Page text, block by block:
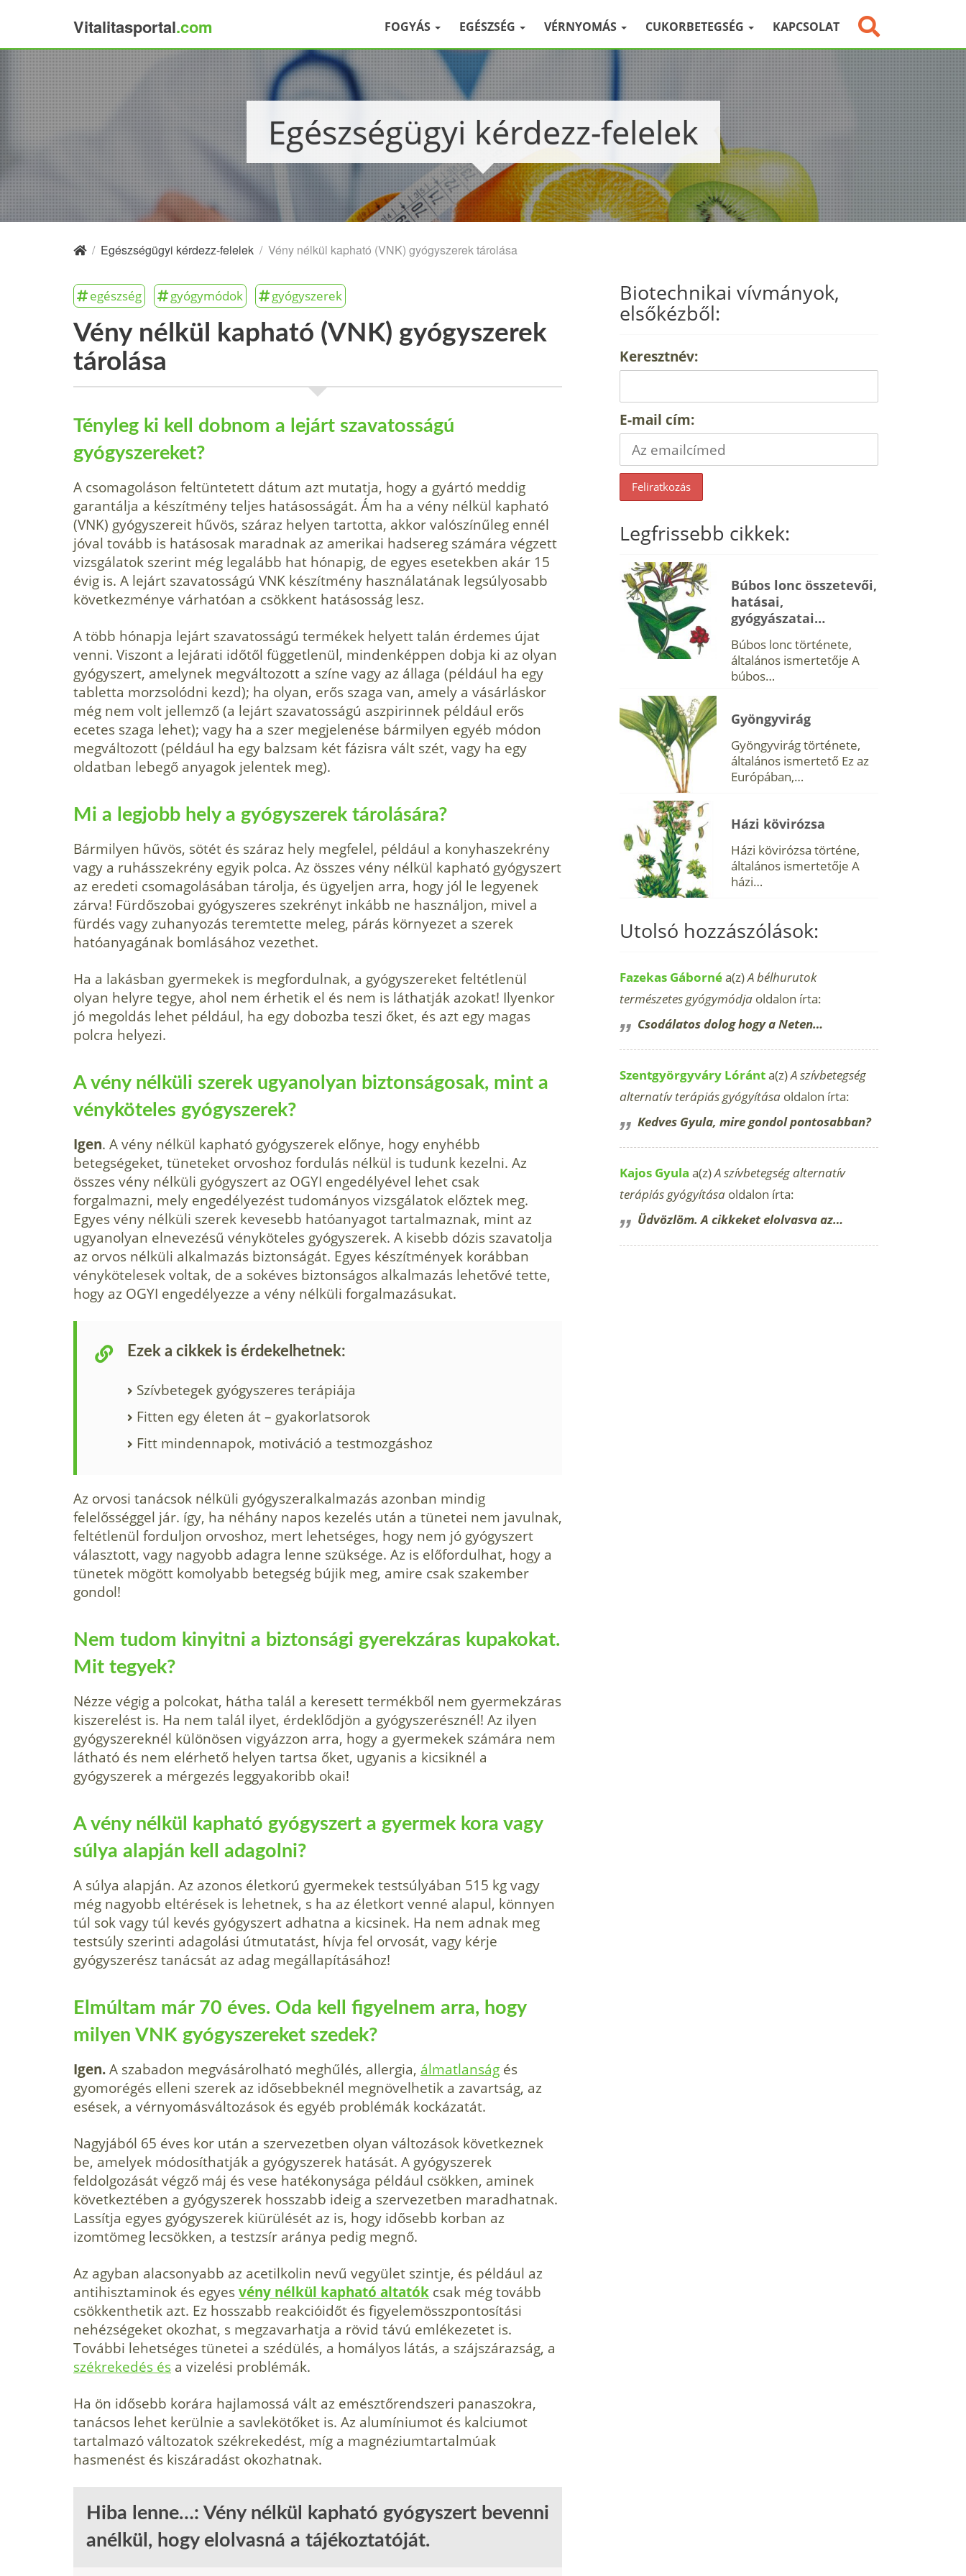
Vitalitasportal.com FOGYÁS EGÉSZSÉG VÉRNYOMÁS CUKORBETEGSÉG KAPCSOLAT
Egészségügyi kérdezz-felelek
/ Egészségügyi kérdezz-felelek / Vény nélkül kapható (VNK) gyógyszerek tárolása
egészség gyógymódok gyógyszerek
Vény nélkül kapható (VNK) gyógyszerek
tárolása
Tényleg ki kell dobnom a lejárt szavatosságú
gyógyszereket?
A csomagoláson feltüntetett dátum azt mutatja, hogy a gyártó meddig
garantálja a készítmény teljes hatásosságát. Ám ha a vény nélkül kapható
(VNK) gyógyszereit hűvös, száraz helyen tartotta, akkor valószínűleg ennél
jóval tovább is hatásosak maradnak az amerikai hadsereg számára végzett
vizsgálatok szerint még legalább hat hónapig, de egyes esetekben akár 15
évig is. A lejárt szavatosságú VNK készítmény használatának legsúlyosabb
következménye várhatóan a csökkent hatásosság lesz.
A több hónapja lejárt szavatosságú termékek helyett talán érdemes újat
venni. Viszont a lejárati időtől függetlenül, mindenképpen dobja ki az olyan
gyógyszert, amelynek megváltozott a színe vagy az állaga (például ha egy
tabletta morzsolódni kezd); ha olyan, erős szaga van, amely a vásárláskor
még nem volt jellemző (a lejárt szavatosságú aszpirinnek például erős
ecetes szaga lehet); vagy ha a szer megjelenése bármilyen egyéb módon
megváltozott (például ha egy balzsam két fázisra vált szét, vagy ha egy
oldatban lebegő anyagok jelentek meg).
Mi a legjobb hely a gyógyszerek tárolására?
Bármilyen hűvös, sötét és száraz hely megfelel, például a konyhaszekrény
vagy a ruhásszekrény egyik polca. Az összes vény nélkül kapható gyógyszert
az eredeti csomagolásában tárolja, és ügyeljen arra, hogy jól le legyenek
zárva! Fürdőszobai gyógyszeres szekrényt inkább ne használjon, mivel a
fürdés vagy zuhanyozás teremtette meleg, párás környezet a szerek
hatóanyagának bomlásához vezethet.
Ha a lakásban gyermekek is megfordulnak, a gyógyszereket feltétlenül
olyan helyre tegye, ahol nem érhetik el és nem is láthatják azokat! Ilyenkor
jó megoldás lehet például, ha egy dobozba teszi őket, és azt egy magas
polcra helyezi.
A vény nélküli szerek ugyanolyan biztonságosak, mint a
vényköteles gyógyszerek?
Igen. A vény nélkül kapható gyógyszerek előnye, hogy enyhébb
betegségeket, tüneteket orvoshoz fordulás nélkül is tudunk kezelni. Az
összes vény nélküli gyógyszert az OGYI engedélyével lehet csak
forgalmazni, mely engedélyezést tudományos vizsgálatok előztek meg.
Egyes vény nélküli szerek kevesebb hatóanyagot tartalmaznak, mint az
ugyanolyan elnevezésű vényköteles gyógyszerek. A kisebb dózis szavatolja
az orvos nélküli alkalmazás biztonságát. Egyes készítmények korábban
vénykötelesek voltak, de a sokéves biztonságos alkalmazás lehetővé tette,
hogy az OGYI engedélyezze a vény nélküli forgalmazásukat.
Ezek a cikkek is érdekelhetnek:
Szívbetegek gyógyszeres terápiája
Fitten egy életen át – gyakorlatsorok
Fitt mindennapok, motiváció a testmozgáshoz
Az orvosi tanácsok nélküli gyógyszeralkalmazás azonban mindig
felelősséggel jár. így, ha néhány napos kezelés után a tünetei nem javulnak,
feltétlenül forduljon orvoshoz, mert lehetséges, hogy nem jó gyógyszert
választott, vagy nagyobb adagra lenne szüksége. Az is előfordulhat, hogy a
tünetek mögött komolyabb betegség bújik meg, amire csak szakember
gondol!
Nem tudom kinyitni a biztonsági gyerekzáras kupakokat.
Mit tegyek?
Nézze végig a polcokat, hátha talál a keresett termékből nem gyermekzáras
kiszerelést is. Ha nem talál ilyet, érdeklődjön a gyógyszerésznél! Az ilyen
gyógyszereknél különösen vigyázzon arra, hogy a gyermekek számára nem
látható és nem elérhető helyen tartsa őket, ugyanis a kicsiknél a
gyógyszerek a mérgezés leggyakoribb okai!
A vény nélkül kapható gyógyszert a gyermek kora vagy
súlya alapján kell adagolni?
A súlya alapján. Az azonos életkorú gyermekek testsúlyában 515 kg vagy
még nagyobb eltérések is lehetnek, s ha az életkort venné alapul, könnyen
túl sok vagy túl kevés gyógyszert adhatna a kicsinek. Ha nem adnak meg
testsúly szerinti adagolási útmutatást, hívja fel orvosát, vagy kérje
gyógyszerész tanácsát az adag megállapításához!
Elmúltam már 70 éves. Oda kell figyelnem arra, hogy
milyen VNK gyógyszereket szedek?
Igen.A szabadon megvásárolható meghűlés, allergia, álmatlanság és
gyomorégés elleni szerek az idősebbeknél megnövelhetik a zavartság, az
esések, a vérnyomásváltozások és egyéb problémák kockázatát.
Nagyjából 65 éves kor után a szervezetben olyan változások következnek
be, amelyek módosíthatják a gyógyszerek hatását. A gyógyszerek
feldolgozását végző máj és vese hatékonysága például csökken, aminek
következtében a gyógyszerek hosszabb ideig a szervezetben maradhatnak.
Lassítja egyes gyógyszerek kiürülését az is, hogy idősebb korban az
izomtömeg lecsökken, a testzsír aránya pedig megnő.
Az agyban alacsonyabb az acetilkolin nevű vegyület szintje, és például az
antihisztaminok és egyesvény nélkül kapható altatók csak még tovább
csökkenthetik azt. Ez hosszabb reakcióidőt és figyelemösszpontosítási
nehézségeket okozhat, s megzavarhatja a rövid távú emlékezetet is.
További lehetséges tünetei a szédülés, a homályos látás, a szájszárazság, a
székrekedés és a vizelési problémák.
Ha ön idősebb korára hajlamossá vált az emésztőrendszeri panaszokra,
tanácsos lehet kerülnie a savlekötőket is. Az alumíniumot és kalciumot
tartalmazó változatok székrekedést, míg a magnéziumtartalmúak
hasmenést és kiszáradást okozhatnak.
Hiba lenne…: Vény nélkül kapható gyógyszert bevenni
anélkül, hogy elolvasná a tájékoztatóját.
Biotechnikai vívmányok,
elsőkézből:
Keresztnév:
E-mail cím:
Legfrissebb cikkek:
Búbos lonc összetevői,
hatásai,
gyógyászatai…
Búbos lonc története,
általános ismertetője A
búbos…
Gyöngyvirág
Gyöngyvirág története,
általános ismertető Ez az
Európában,…
Házi kövirózsa
Házi kövirózsa történe,
általános ismertetője A
házi…
Utolsó hozzászólások:
Fazekas Gábornéa(z)A bélhurutok
természetes gyógymódja oldalon írta:
Csodálatos dolog hogy a Neten…
Szentgyörgyváry Lóránta(z)A szívbetegség
alternatív terápiás gyógyítása oldalon írta:
Kedves Gyula, mire gondol pontosabban?
Kajos Gyula a(z)A szívbetegség alternatív
terápiás gyógyítása oldalon írta:
Üdvözlöm. A cikkeket elolvasva az…
×